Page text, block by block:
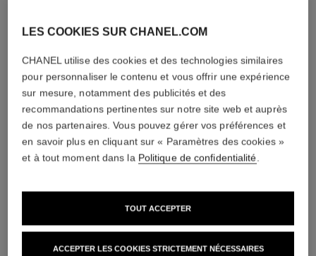
36 diamants taille brillant totalisant 1,19 carats
Caractéristiques variables**
LES COOKIES SUR CHANEL.COM
CHANEL utilise des cookies et des technologies similaires
pour personnaliser le contenu et vous offrir une expérience
sur mesure, notamment des publicités et des
recommandations pertinentes sur notre site web et auprès
de nos partenaires. Vous pouvez gérer vos préférences et
en savoir plus en cliquant sur « Paramètres des cookies »
et à tout moment dans la Politique de confidentialité.
ACCEPTER LES COOKIES STRICTEMENT NÉCESSAIRES
TOUT ACCEPTER